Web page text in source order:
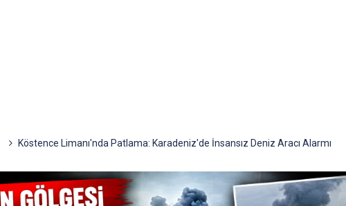
Köstence Limanı'nda Patlama: Karadeniz'de İnsansız Deniz Aracı Alarmı